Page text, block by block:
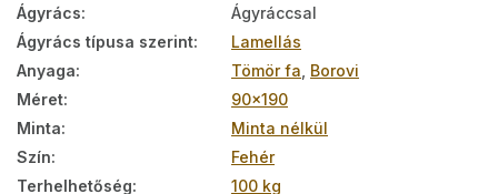
Ágyrács:
Ágyráccsal
Ágyrács típusa szerint:
Lamellás
Anyaga: Tömör fa Borovi
Méret:
90x190
Minta:
Minta nélkül
Szín:
Fehér
Terhelhetőség:
100 kg